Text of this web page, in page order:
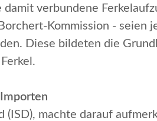
verbundene
Kommission - seien
Diese bildeten die
machte darauf